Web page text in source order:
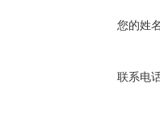
您的姓
联系电